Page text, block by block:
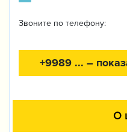
Звоните по телефону:
+9989 ... –
О